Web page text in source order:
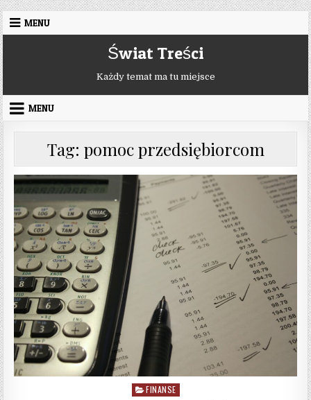
Skip to content
MENU
Świat Treści
Każdy temat ma tu miejsce
MENU
Tag: pomoc przedsiębiorcom
Posted in
FINANSE